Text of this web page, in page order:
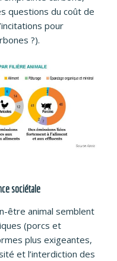
questions du coût de
pour
?).
sociétale
être animal semblent
(porcs et
plus exigeantes,
et l’interdiction des